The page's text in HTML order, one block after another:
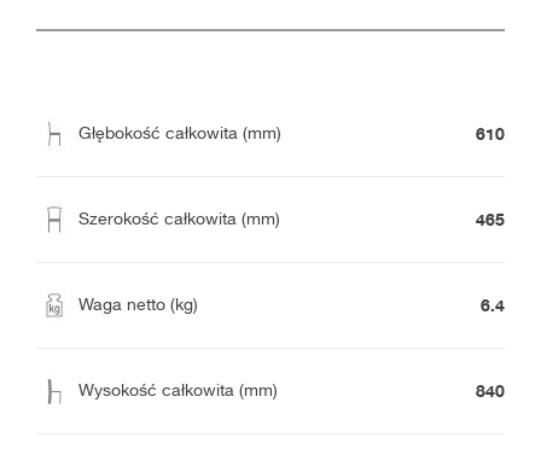
Głębokość całkowita (mm) 610
Szerokość całkowita (mm) 465
Waga netto (kg) 6.4
Wysokość całkowita (mm) 840